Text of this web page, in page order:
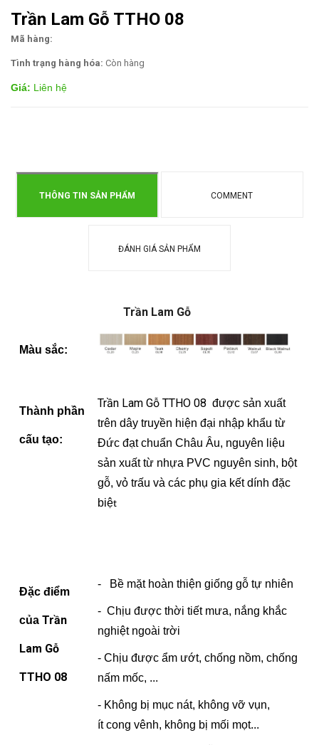
Trần Lam Gỗ TTHO 08
Mã hàng:
Tình trạng hàng hóa: Còn hàng
Giá: Liên hệ
THÔNG TIN SẢN PHẨM COMMENT
ĐÁNH GIÁ SẢN PHẨM
Trần Lam Gỗ
Màu sắc:
Thành phần
cấu tạo:
Trần Lam Gỗ TTHO 08 được sản xuất
trên dây truyền hiện đại nhập khẩu từ
Đức đạt chuẩn Châu Âu, nguyên liệu
sản xuất từ nhựa PVC nguyên sinh, bột
gỗ, vỏ trấu và các phụ gia kết dính đặc
biệt
Đặc điểm
củaTrần
Lam Gỗ
TTHO 08
- Bề mặt hoàn thiện giống gỗ tự nhiên
- Chịu được thời tiết mưa, nắng khắc
nghiệt ngoài trời
- Chịu được ẩm ướt, chống nồm, chống
nấm mốc, ...
- Không bị mục nát, không vỡ vụn,
ít cong vênh, không bị mối mọt...